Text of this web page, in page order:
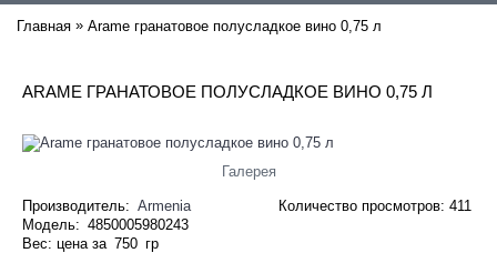
Главная » Аrame гранатовое полусладкое вино 0,75 л
АRAME ГРАНАТОВОЕ ПОЛУСЛАДКОЕ ВИНО 0,75 Л
Галерея
Количество просмотров: 411
Производитель: Armenia
Модель: 4850005980243
Вес: цена за 750 гр